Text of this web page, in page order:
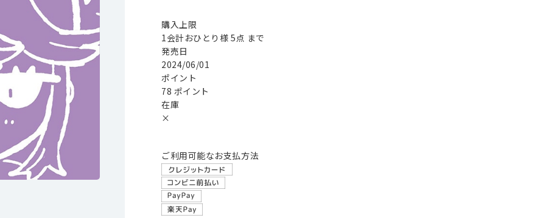
購入上限
1会計おひとり様 5点 まで
発売日
2024/06/01
ポイント
78 ポイント
在庫
×
ご利用可能なお支払方法